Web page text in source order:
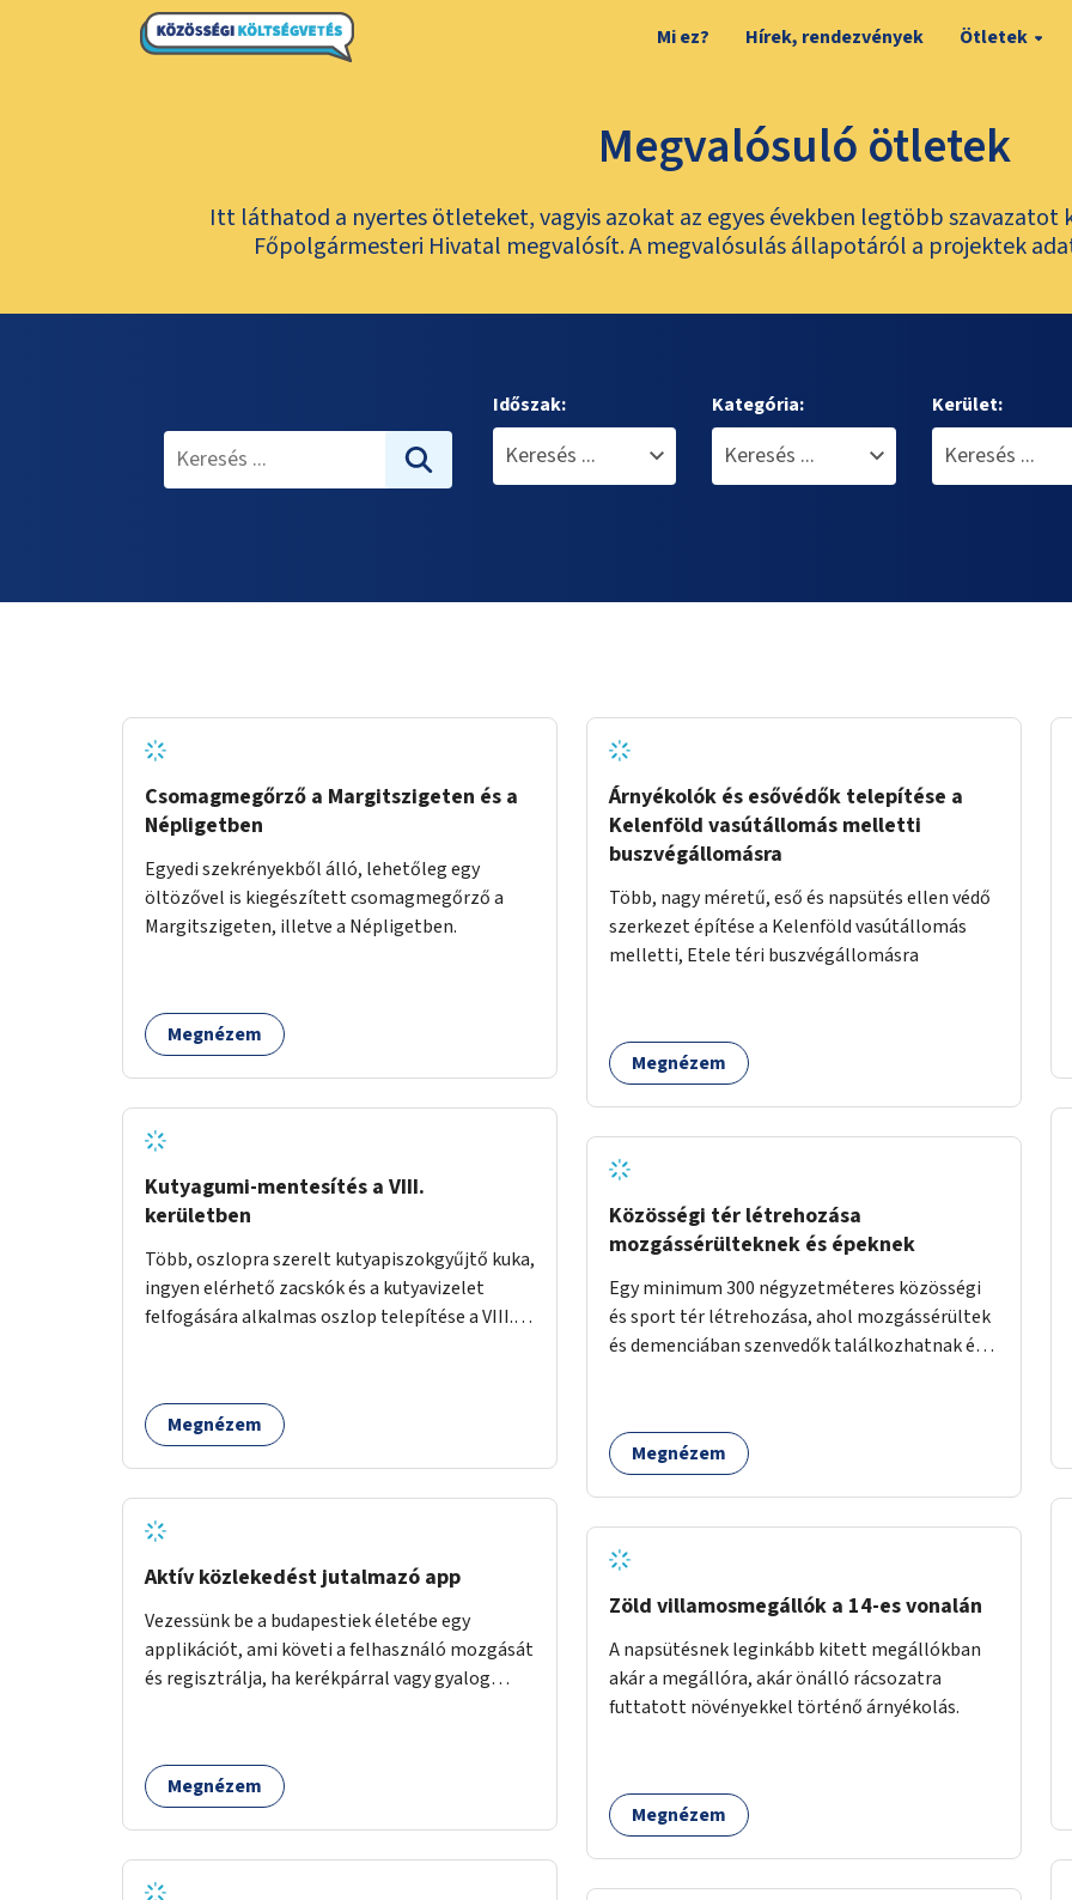
Mi ez? Hírek, rendezvények Ötletek
Megvalósuló ötletek
Itt láthatod a nyertes ötleteket, vagyis azokat az egyes években legtöbb
Főpolgármesteri Hivatal megvalósít. A megvalósulás állapotáról a projektek
Időszak: Kategória: Kerület:
Csomagmegőrző a Margitszigeten és a
Népligetben
Egyedi szekrényekből álló, lehetőleg egy
öltözővel is kiegészített csomagmegőrző a
Margitszigeten, illetve a Népligetben.
Megnézem
Kutyagumi-mentesítés a VIII.
kerületben
Több, oszlopra szerelt kutyapiszokgyűjtő kuka,
ingyen elérhető zacskók és a kutyavizelet
felfogására alkalmas oszlop telepítése a VIII.
Megnézem
Aktív közlekedést jutalmazó app
Vezessünk be a budapestiek életébe egy
applikációt, ami követi a felhasználó mozgását
és regisztrálja, ha kerékpárral vagy gyalog
üzleti partnereknél kedvezményekre,
ajándékokra válthat a felhasználó.
Megnézem
Árnyékolók és esővédők telepítése a
Kelenföld vasútállomás melletti
buszvégállomásra
Több, nagy méretű, eső és napsütés ellen védő
szerkezet építése a Kelenföld vasútállomás
melletti, Etele téri buszvégállomásra
Megnézem
Közösségi tér létrehozása
mozgássérülteknek és épeknek
Egy minimum 300 négyzetméteres közösségi
és sport tér létrehozása, ahol mozgássérültek
és demenciában szenvedők találkozhatnak és
amit a legtöbb mozgásában korlátozott
ember is tud játszani, fontos, hogy a téren
egész legyen zöld és üdítő hangulatú.
Megnézem
Zöld villamosmegállók a 14-es vonalán
A napsütésnek leginkább kitett megállókban
akár a megállóra, akár önálló rácsozatra
futtatott növényekkel történő árnyékolás.
Megnézem